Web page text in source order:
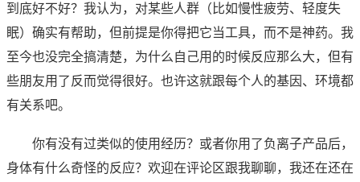
到底好不好？我认为，对某些人群（比如慢性疲劳、轻度失
眠）确实有帮助，但前提是你得把它当工具，而不是神药。我
至今也没完全搞清楚，为什么自己用的时候反应那么大，但有
些朋友用了反而觉得很好。也许这就跟每个人的基因、环境都
有关系吧。
你有没有过类似的使用经历？或者你用了负离子产品后，
身体有什么奇怪的反应？欢迎在评论区跟我聊聊，我还在还在